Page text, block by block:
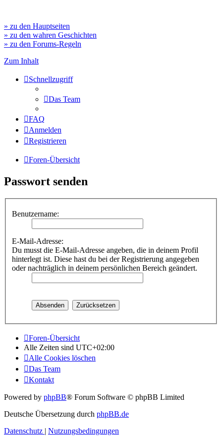
» zu den Hauptseiten
» zu den wahren Geschichten
» zu den Forums-Regeln
Zum Inhalt
Schnellzugriff
Das Team
FAQ
Anmelden
Registrieren
Foren-Übersicht
Passwort senden
Benutzername:
E-Mail-Adresse:
Du musst die E-Mail-Adresse angeben, die in deinem Profil
hinterlegt ist. Diese hast du bei der Registrierung angegeben
oder nachträglich in deinem persönlichen Bereich geändert.
Foren-Übersicht
Alle Zeiten sind UTC+02:00
Alle Cookies löschen
Das Team
Kontakt
Powered by phpBB® Forum Software © phpBB Limited
Deutsche Übersetzung durch phpBB.de
Datenschutz | Nutzungsbedingungen